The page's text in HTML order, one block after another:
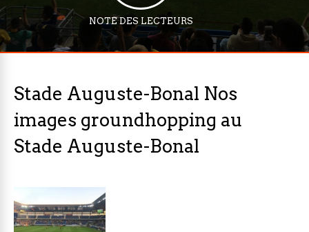
NOTE DES LECTEURS
Stade Auguste-Bonal Nos
images groundhopping au
Stade Auguste-Bonal